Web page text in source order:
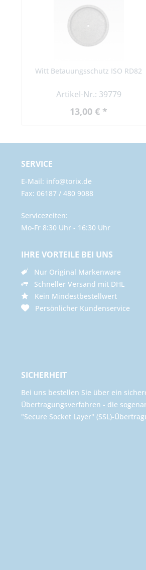
Witt Betauungsschutz ISO RD82
Artikel-Nr.: 39779
13,00 € *
SERVICE
E-Mail: info@torix.de
Fax: 06187 / 480 9088
Servicezeiten:
Mo-Fr 8:30 Uhr - 16:30 Uhr
IHRE VORTEILE BEI UNS
Nur Original Markenware
Schneller Versand mit DHL
Kein Mindestbestellwert
Persönlicher Kundenservice
SICHERHEIT
Bei uns bestellen Sie über ein
Übertragungsverfahren - die
"Secure Socket Layer" (SSL)-